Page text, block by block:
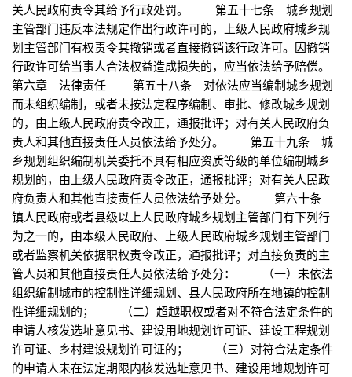
关人民政府责令其给予行政处罚。 第五十七条 城乡规划
主管部门违反本法规定作出行政许可的，上级人民政府城乡规
划主管部门有权责令其撤销或者直接撤销该行政许可。因撤销
行政许可给当事人合法权益造成损失的，应当依法给予赔偿。
第六章 法律责任 第五十八条 对依法应当编制城乡规划
而未组织编制，或者未按法定程序编制、审批、修改城乡规划
的，由上级人民政府责令改正，通报批评；对有关人民政府负
责人和其他直接责任人员依法给予处分。 第五十九条 城
乡规划组织编制机关委托不具有相应资质等级的单位编制城乡
规划的，由上级人民政府责令改正，通报批评；对有关人民政
府负责人和其他直接责任人员依法给予处分。 第六十条
镇人民政府或者县级以上人民政府城乡规划主管部门有下列行
为之一的，由本级人民政府、上级人民政府城乡规划主管部门
或者监察机关依据职权责令改正，通报批评；对直接负责的主
管人员和其他直接责任人员依法给予处分： （一）未依法
组织编制城市的控制性详细规划、县人民政府所在地镇的控制
性详细规划的； （二）超越职权或者对不符合法定条件的
申请人核发选址意见书、建设用地规划许可证、建设工程规划
许可证、乡村建设规划许可证的； （三）对符合法定条件
的申请人未在法定期限内核发选址意见书、建设用地规划许可